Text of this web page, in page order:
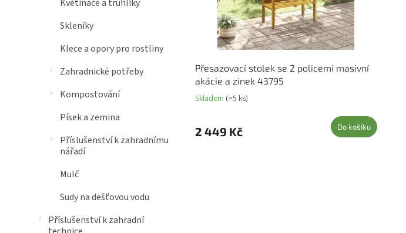
Květináče a truhlíky
Skleníky
Klece a opory pro rostliny
Zahradnické potřeby
Kompostování
Písek a zemina
Příslušenství k zahradnímu
nářadí
Mulč
Sudy na dešťovou vodu
Příslušenství k zahradní
Přesazovací stolek se 2 policemi masivní
akácie a zinek 43795
Skladem (>5 ks)
2 449 Kč Do košíku